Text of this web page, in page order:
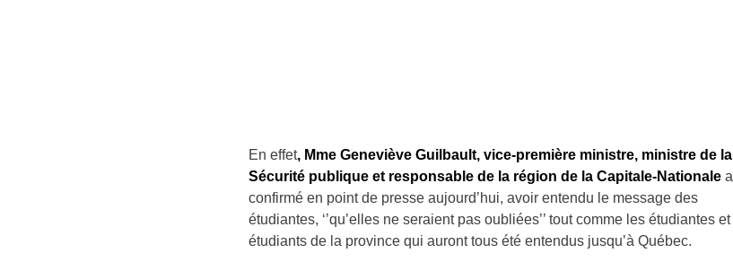
En effet, Mme Geneviève Guilbault, vice-première ministre, ministre de la
Sécurité publique et responsable de la région de la Capitale-Nationale a
confirmé en point de presse aujourd’hui, avoir entendu le message des
étudiantes, ‘’qu’elles ne seraient pas oubliées’’ tout comme les étudiantes et
étudiants de la province qui auront tous été entendus jusqu’à Québec.